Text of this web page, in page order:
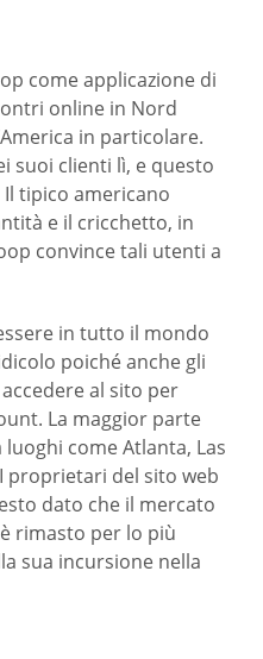
come applicazione di
online in Nord
in particolare.
suoi clienti lì, e questo
tipico americano
e il cricchetto, in
convince tali utenti a
in tutto il mondo
poiché anche gli
al sito per
La maggior parte
come Atlanta, Las
proprietari del sito web
dato che il mercato
rimasto per lo più
sua incursione nella